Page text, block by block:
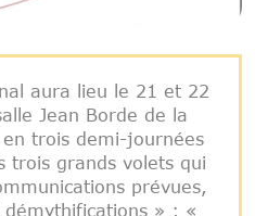
aura lieu le 21 et 22
Jean Borde de la
trois demi-journées
trois grands volets qui
prévues,
» ; «